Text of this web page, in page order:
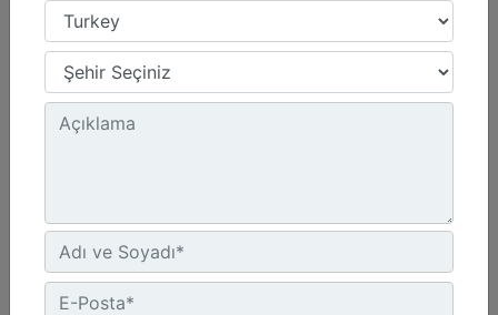
A41, 3 Tonluk Mini Ekskavatörler